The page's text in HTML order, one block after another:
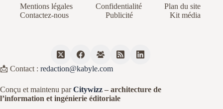
Mentions légales Confidentialité
Plan du site
Contactez-nous
Publicité Kit média
📩 Contact : redaction@kabyle.com
Conçu et maintenu parCitywizz – architecture de
l’information et ingénierie éditoriale